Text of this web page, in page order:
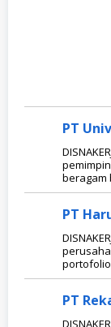
PT
beragam
PT
PT